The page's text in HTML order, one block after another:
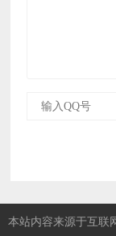
本站内容来源于互联